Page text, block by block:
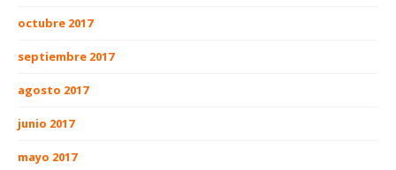
octubre 2017
septiembre 2017
agosto 2017
junio 2017
mayo 2017